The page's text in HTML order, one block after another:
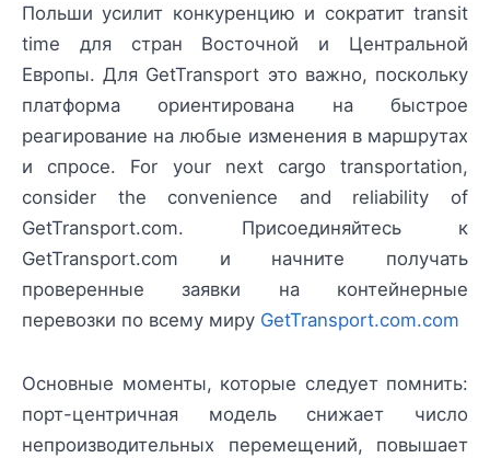
Польши усилит конкуренцию и сократит transit
time для стран Восточной и Центральной
Европы. Для GetTransport это важно, поскольку
платформа ориентирована на быстрое
реагирование на любые изменения в маршрутах
и спросе. For your next cargo transportation,
consider the convenience and reliability of
GetTransport.com. Присоединяйтесь к
GetTransport.com и начните получать
проверенные заявки на контейнерные
перевозки по всему миру GetTransport.com.com
Основные моменты, которые следует помнить:
порт-центричная модель снижает число
непроизводительных перемещений, повышает